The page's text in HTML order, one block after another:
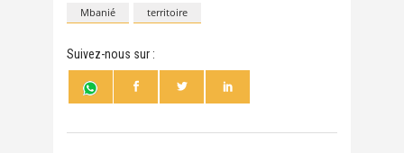
Mbanié
territoire
Suivez-nous sur :